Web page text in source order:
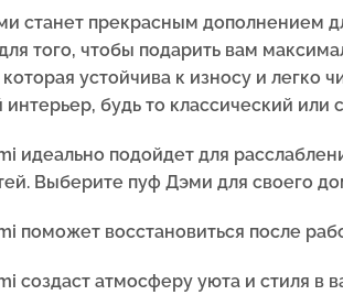
станет прекрасным дополнением
того, чтобы подарить вам
устойчива к износу и
интерьер, будь то классический или
идеально подойдет для
Выберите пуф Дэми для своего
поможет восстановиться после
создаст атмосферу уюта и стиля в